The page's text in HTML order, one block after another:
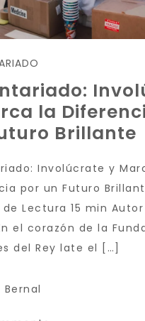
la
Brillante
Involúcrate y
por un Futuro
Lectura 15 min Autor
el corazón de la
del Rey late el […]
Bernal